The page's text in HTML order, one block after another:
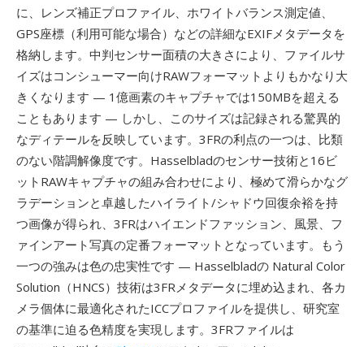
に、レンズ補正プロファイル、ホワイトバランス測定値、
GPS座標（利用可能な場合）などの詳細なEXIFメタデータを
格納します。中判センサー面積の大きさにより、ファイルサ
イズはコンシューマー向けRAWフォーマットよりもかなり大
きくなります — 1億画素のキャプチャでは150MBを超える
こともあります — しかし、このサイズは記録される驚異的
なディテールを反映しています。3FRの利点の一つは、比類
のない階調解像度です。Hasselbladのセンサー技術と16ビ
ットRAWキャプチャの組み合わせにより、極めて滑らかなグ
ラデーションと卓越したハイライト/シャドウ回復余裕を持
つ画像が得られ、3FRはハイエンドファッション、風景、フ
ァインアート写真の定番フォーマットとなっています。もう
一つの強みは色の忠実性です — Hasselbladの Natural Color
Solution（HNCS）技術は3FRメタデータに埋め込まれ、各カ
メラ個体に最適化されたICCプロファイルを提供し、研究室
の基準に迫る色精度を実現します。3FRファイルは